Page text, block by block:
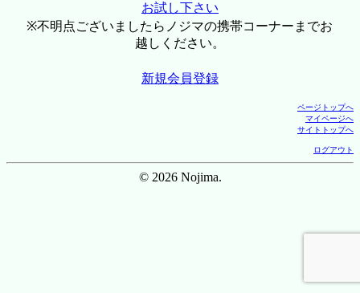
お試し下さい
※不明点ございましたらノジマの携帯コーナーまでお
越しください。
新規会員登録
ページトップへ
マイページへ
サイトトップへ
ログアウト
© 2026 Nojima.